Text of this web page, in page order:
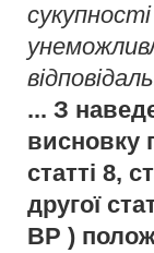
... З
висновку
статті 8,
другої
ВР )